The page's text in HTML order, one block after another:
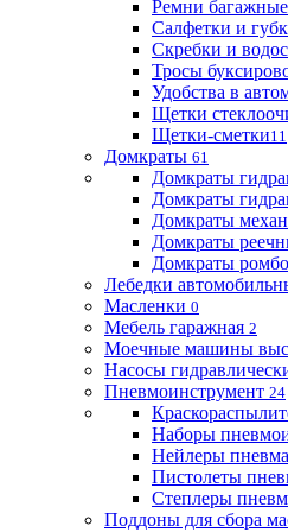
Ремни багажные
Салфетки и
Скребки и
Тросы
Удобства в
Щетки
Щетки-сметки11
Домкраты 61
Домкраты
Домкраты
Домкраты
Домкраты
Домкраты
Лебедки
Масленки 0
Мебель гаражная 2
Моечные машины
Насосы
Пневмоинструмент 24
Наборы
Нейлеры
Пистолеты
Степлеры
Поддоны для сбора